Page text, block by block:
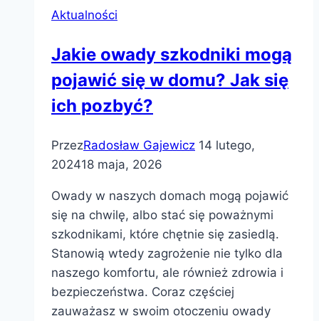
Aktualności
Jakie owady szkodniki mogą
pojawić się w domu? Jak się
ich pozbyć?
PrzezRadosław Gajewicz 14 lutego,
202418 maja, 2026
Owady w naszych domach mogą pojawić
się na chwilę, albo stać się poważnymi
szkodnikami, które chętnie się zasiedlą.
Stanowią wtedy zagrożenie nie tylko dla
naszego komfortu, ale również zdrowia i
bezpieczeństwa. Coraz częściej
zauważasz w swoim otoczeniu owady